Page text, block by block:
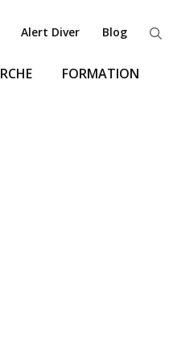
Alert Diver Blog
FORMATION